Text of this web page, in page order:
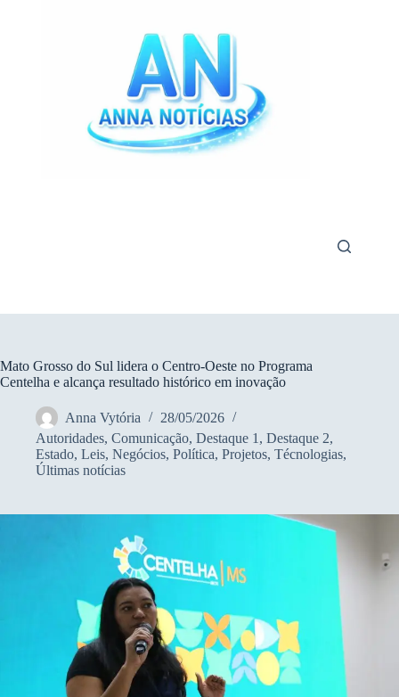
Mato Grosso do Sul lidera o Centro-Oeste no Programa
Centelha e alcança resultado histórico em inovação
Anna Vytória
28/05/2026
Autoridades, Comunicação, Destaque 1 , Destaque 2,
Estado, Leis, Negócios, Política, Projetos, Técnologias,
Últimas notícias